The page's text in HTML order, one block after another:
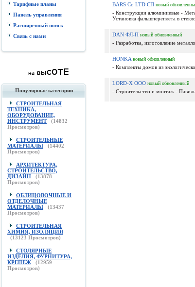
Тарифные планы
Панель управления
Расширенный поиск
Связь с нами
Популярные категории
СТРОИТЕЛЬНАЯ
ТЕХНИКА,
ОБОРУДОВАНИЕ,
ИНСТРУМЕНТ
(14832
Просмотров)
СТРОИТЕЛЬНЫЕ
МАТЕРИАЛЫ
(14402
Просмотров)
АРХИТЕКТУРА,
СТРОИТЕЛЬСТВО,
ДИЗАЙН
(13878
Просмотров)
ОБЛИЦОВОЧНЫЕ И
ОТДЕЛОЧНЫЕ
МАТЕРИАЛЫ
(13437
Просмотров)
СТРОИТЕЛЬНАЯ
ХИМИЯ, ИЗОЛЯЦИЯ
(13123 Просмотров)
СТОЛЯРНЫЕ
ИЗДЕЛИЯ, ФУРНИТУРА,
КРЕПЕЖ
(12959
Просмотров)
BARS Co LTD СП новый
- Конструкции алюминиевые -
Установка фальшпереплета в
DAN ФЛ-П новый обновленный
- Разработка, изготовление
HONKA новый обновленный
- Комплекты домов из
LORD-X ООО новый обновленный
- Строительство и монтаж -